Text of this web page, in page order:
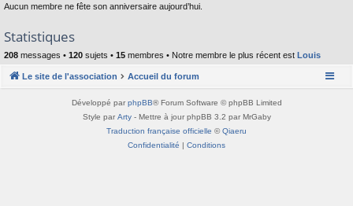
Aucun membre ne fête son anniversaire aujourd’hui.
Statistiques
208 messages • 120 sujets • 15 membres • Notre membre le plus récent est Louis
Le site de l'association Accueil du forum
Développé par phpBB® Forum Software © phpBB Limited
Style par Arty- Mettre à jour phpBB 3.2 par MrGaby
Traduction française officielle ©Qiaeru
Confidentialité
Conditions